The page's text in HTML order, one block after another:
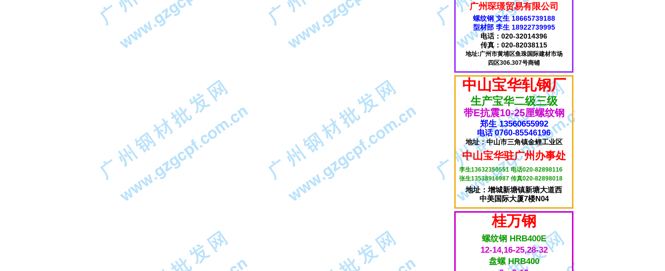
广州琛璟贸易有限公司
螺纹钢 文生 18665739188
型材部 李生 18922739995
电话：020-32014396
传真：020-82038115
地址:广州市黄埔区鱼珠国际建材市场
四区306.307号商铺
中山宝华轧钢厂
生产宝华二级三级
带E抗震10-25厘螺纹钢
郑生 13560655992
电话 0760-85546196
地址：中山市三角镇金鲤工业区
中山宝华驻广州办事处
李生13632350551 电话020-82898116
张生13538916987 传真020-82898018
地址：增城新塘镇新塘大道西
中美国际大厦7楼N04
桂万钢
螺纹钢 HRB400E
12-14,16-25,28-32
盘螺 HRB400